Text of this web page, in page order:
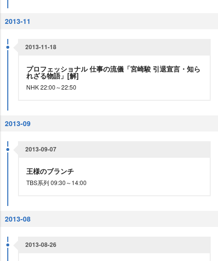
2013-11
2013-11-18
プロフェッショナル 仕事の流儀「宮崎駿 引退宣言・知ら
れざる物語」[解]
NHK 22:00～22:50
2013-09
2013-09-07
王様のブランチ
TBS系列 09:30～14:00
2013-08
2013-08-26